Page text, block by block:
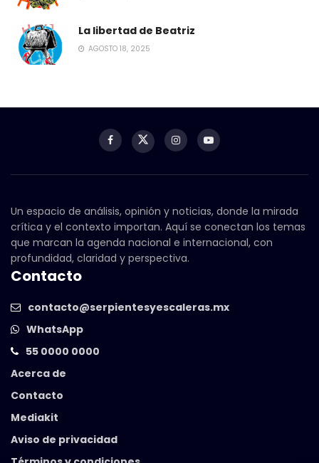
La libertad de Beatriz
AGOSTO 18, 2025
Un espacio de análisis, opinión y noticias, donde la mirada
crítica y el contexto importan. Aquí se conectan los temas
que marcan la agenda nacional e internacional, con
profundidad, claridad y perspectiva.
Contacto
contacto@serpientesyescaleras.mx
WhatsApp
55 0000 0000
Acerca de
Contacto
Mediakit
Aviso de privacidad